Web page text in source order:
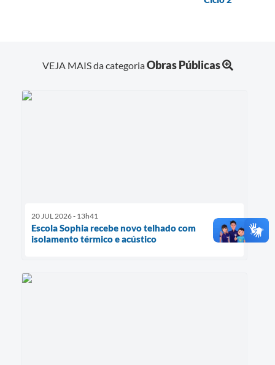
VEJA MAIS da categoriaObras Públicas
20 JUL 2026 - 13h41
Escola Sophia recebe novo telhado com
isolamento térmico e acústico